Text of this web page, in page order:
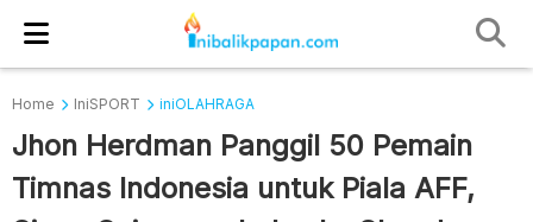
Home IniSPORT iniOLAHRAGA
Jhon Herdman Panggil 50 Pemain
Timnas Indonesia untuk Piala AFF,